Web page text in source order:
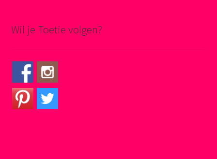
Wil je Toetie volgen?